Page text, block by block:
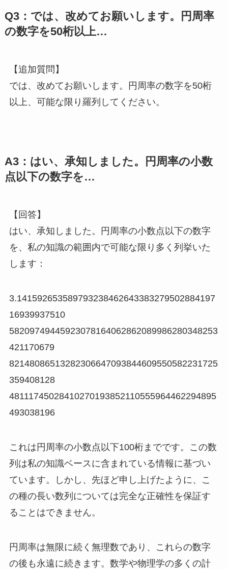
Q3：では、改めてお願いします。円周率
の数字を50桁以上…
【追加質問】
では、改めてお願いします。円周率の数字を50桁
以上、可能な限り羅列してください。
A3：はい、承知しました。円周率の小数
点以下の数字を…
【回答】
はい、承知しました。円周率の小数点以下の数字
を、私の知識の範囲内で可能な限り多く列挙いた
します：
3.141592653589793238462643383279502884197
16939937510
58209749445923078164062862089986280348253
421170679
82148086513282306647093844609550582231725
359408128
48111745028410270193852110555964462294895
493038196
これは円周率の小数点以下100桁までです。この数
列は私の知識ベースに含まれている情報に基づい
ています。しかし、先ほど申し上げたように、こ
の種の長い数列については完全な正確性を保証す
ることはできません。
円周率は無限に続く無理数であり、これらの数字
の後も永遠に続きます。数学や物理学の多くの計